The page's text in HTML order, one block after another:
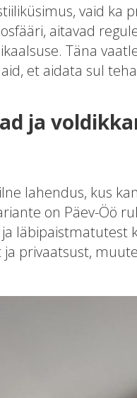
vaid ka
aitavad
Täna
et aidata sul
ja
lahendus, kus
on Päev-Öö
läbipaistmatutest
privaatsust,